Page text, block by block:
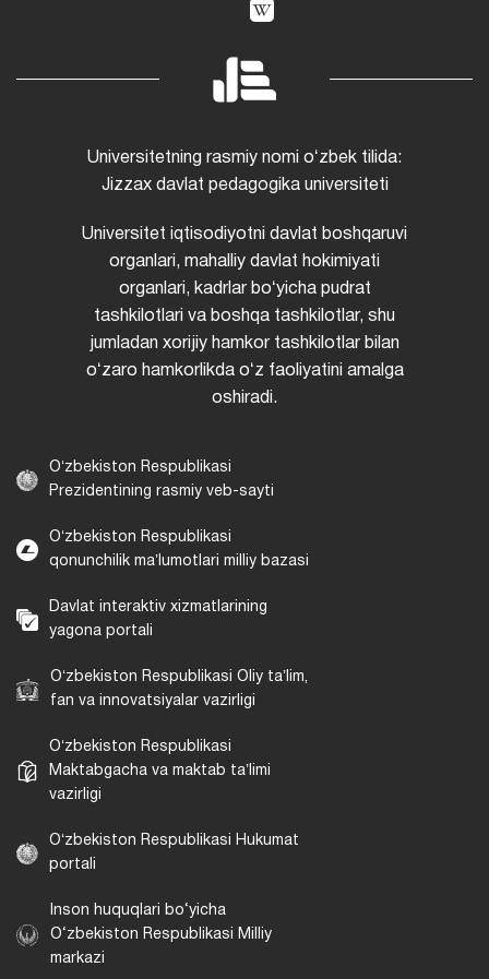
Universitetning rasmiy nomi oʻzbek tilida:
Jizzax davlat pedagogika universiteti
Universitet iqtisodiyotni davlat boshqaruvi
organlari, mahalliy davlat hokimiyati
organlari, kadrlar boʻyicha pudrat
tashkilotlari va boshqa tashkilotlar, shu
jumladan xorijiy hamkor tashkilotlar bilan
oʻzaro hamkorlikda oʻz faoliyatini amalga
oshiradi.
Oʻzbekiston Respublikasi
Prezidentining rasmiy veb-sayti
Oʻzbekiston Respublikasi
qonunchilik maʼlumotlari milliy bazasi
Davlat interaktiv xizmatlarining
yagona portali
Oʻzbekiston Respublikasi Oliy taʼlim,
fan va innovatsiyalar vazirligi
Oʻzbekiston Respublikasi
Maktabgacha va maktab taʼlimi
vazirligi
Oʻzbekiston Respublikasi Hukumat
portali
Inson huquqlari bo‘yicha
O‘zbekiston Respublikasi Milliy
markazi